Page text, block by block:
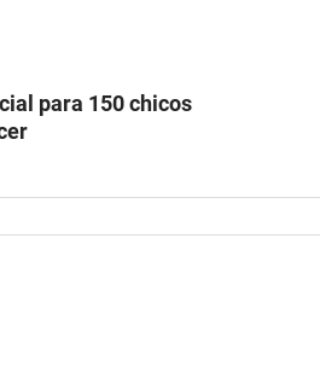
para 150 chicos